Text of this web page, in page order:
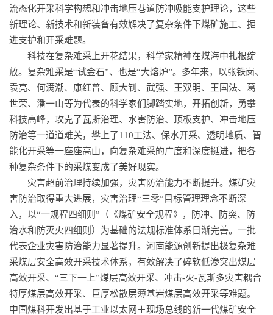
流态化开采科学构想和冲击地压巷道防冲吸能支护理论，这些
新理论、新技术和新装备有效解决了复杂条件下煤矿施工、掘
进支护和开采难题。
科技在复杂难采上开花结果，科学家精神在煤海中扎根绽
放。复杂难采是“试金石”、也是“大熔炉”。多年来，以张铁岗、
袁亮、何满潮、康红普、顾大钊、武强、王双明、王国法、葛
世荣、潘一山等为代表的科学家们脚踏实地，开拓创新，勇攀
科技高峰，攻克了瓦斯治理、水害防治、顶板支护、 冲击地压
防治等一道道难关，攀上了110工法、保水开采、透明地质、智
能化开采等一座座高山，向复杂难采的广度和深度挺进，把各
种复杂条件下的采煤变成了美好现实。
灾害超前治理持续加强，灾害防治能力不断提升。煤矿灾
害防治取得重大进展，灾害治理“三零”目标管理理念不断深
入，以“一规程四细则”（《煤矿安全规程》，防冲、防突、防
治水和防灭火四细则）为基础的法规标准体系日渐完善。一批
代表企业灾害防治能力显著提升。河南能源创新提出极复杂难
采煤层安全高效开采技术体系，有效解决了碎软低渗突出煤层
高效开采、“三下一上”煤层高效开采、冲击-火-瓦斯多灾害耦合
特厚煤层高效开采、巨厚松散层薄基岩煤层高效开采等难题。
中国煤科开发出基于工业以太网＋现场总线的新一代煤矿安全